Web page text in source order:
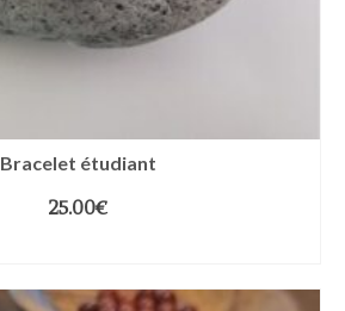
Bracelet étudiant
25.00€